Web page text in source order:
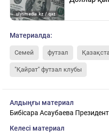
Материалда:
Семей футзал
"Қайрат" футзал клубы
Алдыңғы материал
Бибісара Асаубаева
Келесі материал